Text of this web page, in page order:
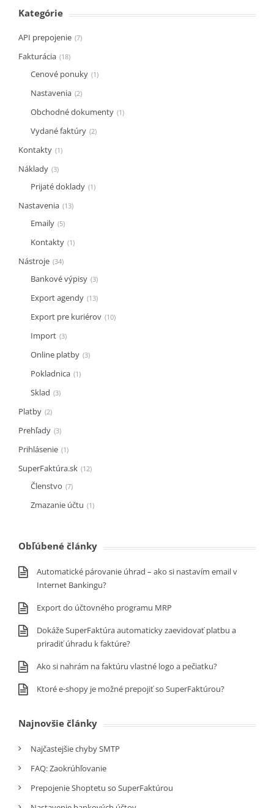
Kategórie
API prepojenie 7
Fakturácia 18
Cenové ponuky 1
Nastavenia 2
Obchodné dokumenty 1
Vydané faktúry 2
Kontakty 1
Náklady 3
Prijaté doklady 1
Nastavenia 13
Emaily 5
Kontakty 1
Nástroje 34
Bankové výpisy 3
Export agendy 13
Export pre kuriérov 10
Import 3
Online platby 3
Pokladnica 1
Sklad 3
Platby 2
Prehľady 3
Prihlásenie 1
SuperFaktúra.sk 12
Členstvo 7
Zmazanie účtu 1
Obľúbené články
Automatické párovanie úhrad – ako si nastavím email v
Internet Bankingu?
Export do účtovného programu MRP
Dokáže SuperFaktúra automaticky zaevidovať platbu a
priradiť úhradu k faktúre?
Ako si nahrám na faktúru vlastné logo a pečiatku?
Ktoré e-shopy je možné prepojiť so SuperFaktúrou?
Najnovšie články
Najčastejšie chyby SMTP
FAQ: Zaokrúhľovanie
Prepojenie Shoptetu so SuperFaktúrou